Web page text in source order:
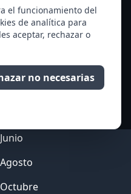
el funcionamiento del
de analítica para
aceptar, rechazar o
no necesarias
Febrero
Junio
Agosto
Octubre